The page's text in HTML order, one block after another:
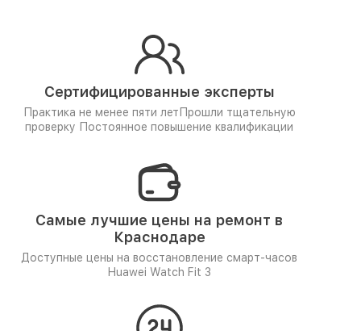
Сертифицированные эксперты
Практика не менее пяти лет Прошли тщательную
проверку Постоянное повышение квалификации
Самые лучшие цены на ремонт в
Краснодаре
Доступные цены на восстановление смарт-часов
Huawei Watch Fit 3